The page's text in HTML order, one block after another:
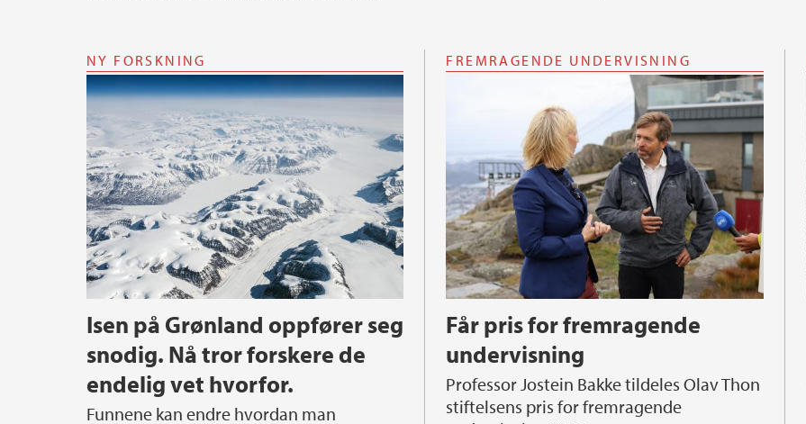
NY FORSKNING
Isen på Grønland oppfører seg
snodig. Nå tror forskere de
endelig vet hvorfor.
Funnene kan endre hvordan man
FREMRAGENDE UNDERVISNING
Får pris for fremragende
undervisning
Professor Jostein Bakke tildeles Olav Thon
stiftelsens pris for fremragende